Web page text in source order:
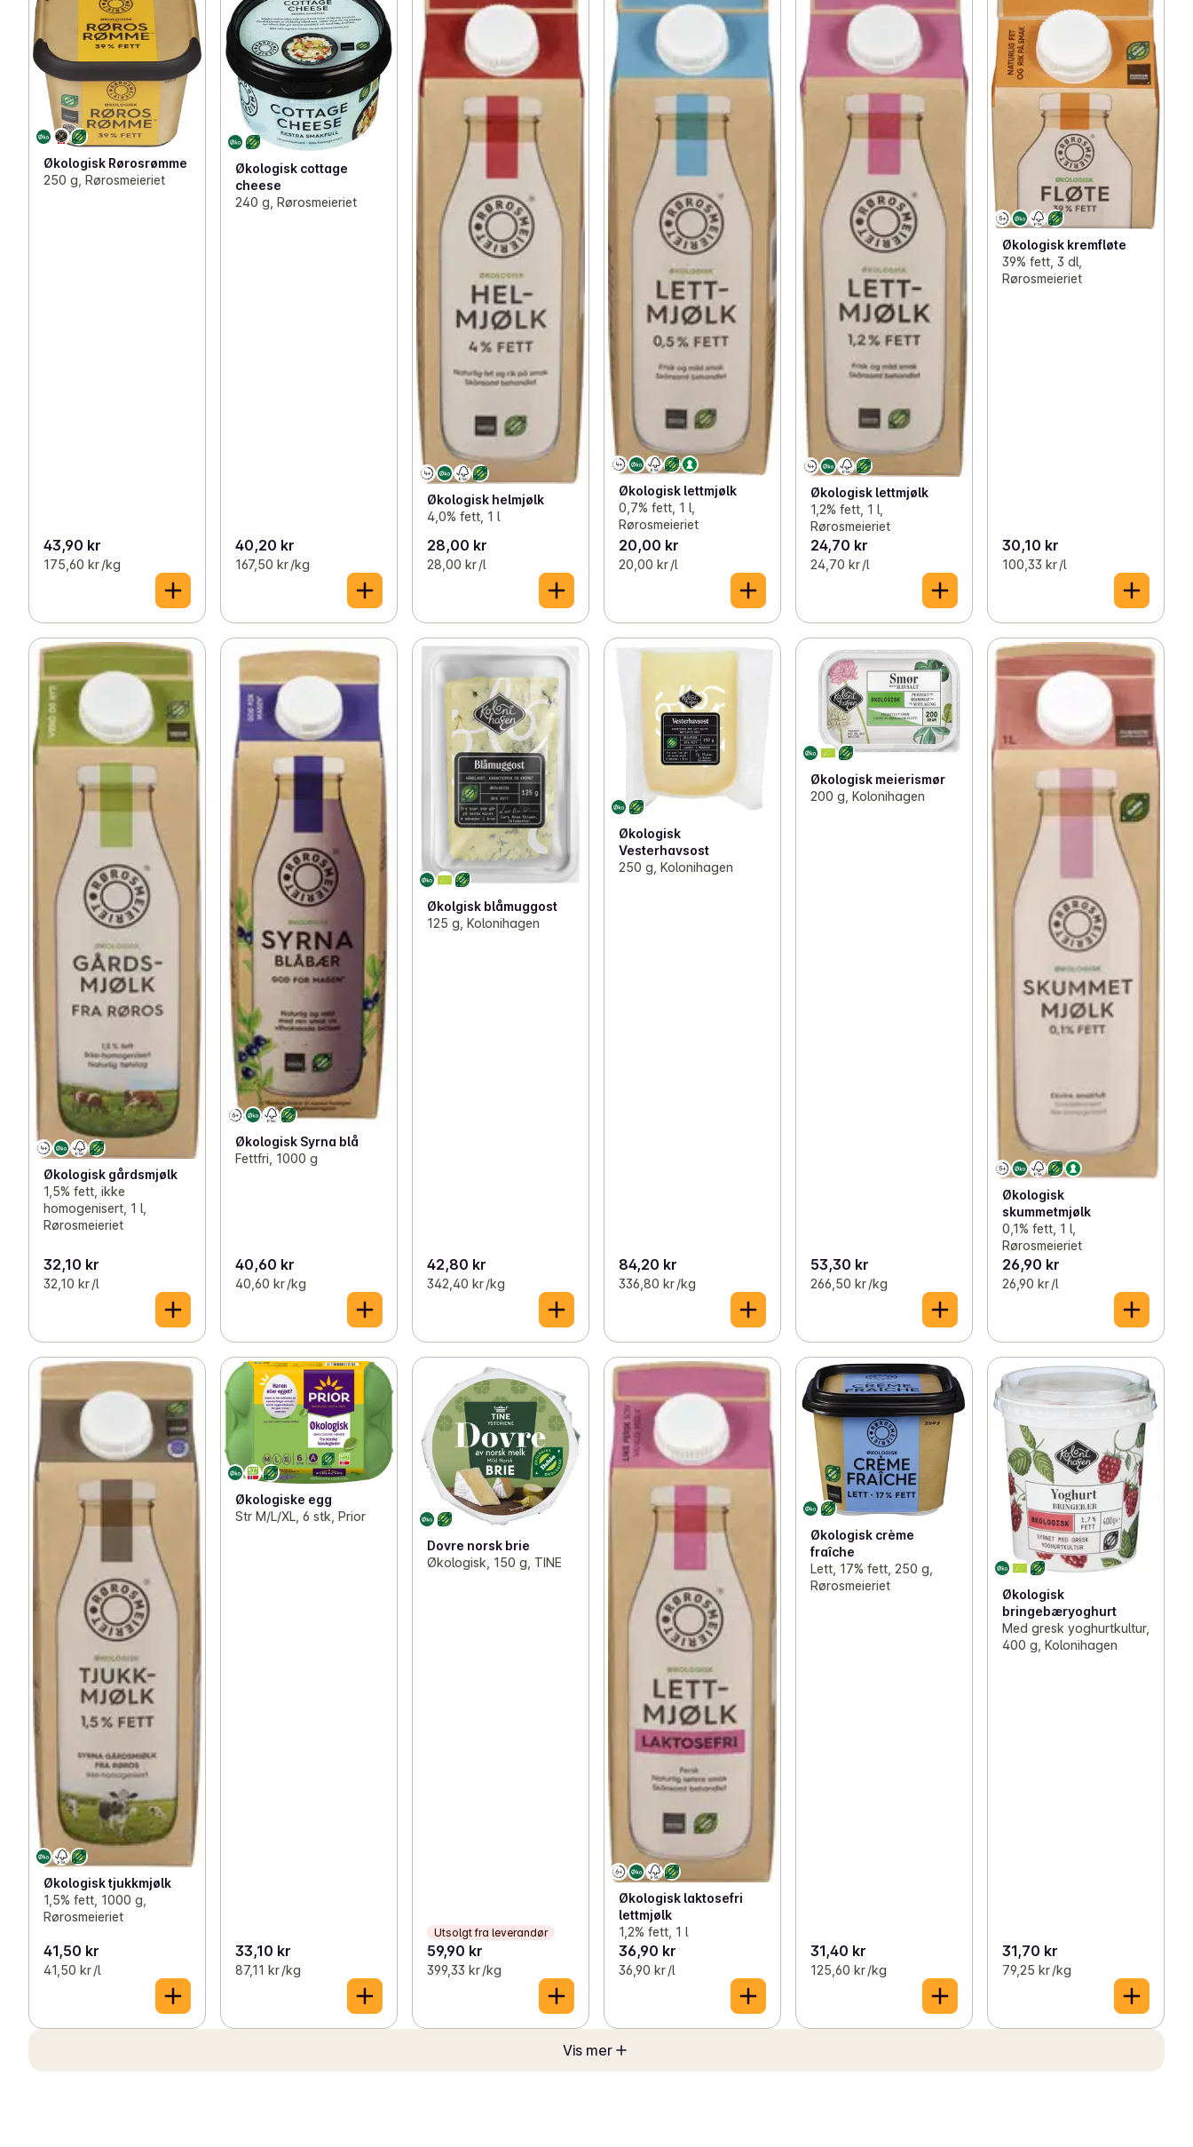
Økologisk Rørosrømme
250 g, Rørosmeieriet
43,90 kr
175,60 kr /kg
Økologisk cottage
cheese
240 g, Rørosmeieriet
40,20 kr
167,50 kr /kg
Økologisk helmjølk
4,0% fett, 1 l
28,00 kr
28,00 kr /l
Økologisk lettmjølk
0,7% fett, 1 l,
Rørosmeieriet
20,00 kr
20,00 kr /l
Økologisk lettmjølk
1,2% fett, 1 l,
Rørosmeieriet
24,70 kr
24,70 kr /l
Økologisk kremfløte
39% fett, 3 dl,
Rørosmeieriet
30,10 kr
100,33 kr /l
Økologisk gårdsmjølk
1,5% fett, ikke
homogenisert, 1 l,
Rørosmeieriet
32,10 kr
32,10 kr /l
Økologisk Syrna blå
Fettfri, 1000 g
40,60 kr
40,60 kr /kg
Økolgisk blåmuggost
125 g, Kolonihagen
42,80 kr
342,40 kr /kg
Økologisk
Vesterhavsost
250 g, Kolonihagen
84,20 kr
336,80 kr /kg
Økologisk meierismør
200 g, Kolonihagen
53,30 kr
266,50 kr /kg
Økologisk
skummetmjølk
0,1% fett, 1 l,
Rørosmeieriet
26,90 kr
26,90 kr /l
Økologisk tjukkmjølk
1,5% fett, 1000 g,
Rørosmeieriet
41,50 kr
41,50 kr /l
Økologiske egg
Str M/L/XL, 6 stk, Prior
33,10 kr
87,11 kr /kg
Dovre norsk brie
Økologisk, 150 g, TINE
Utsolgt fra leverandør
59,90 kr
399,33 kr /kg
Økologisk laktosefri
lettmjølk
1,2% fett, 1 l
36,90 kr
36,90 kr /l
Økologisk crème
fraîche
Lett, 17% fett, 250 g,
Rørosmeieriet
31,40 kr
125,60 kr /kg
Økologisk
bringebæryoghurt
Med gresk yoghurtkultur,
400 g, Kolonihagen
31,70 kr
79,25 kr /kg
Vis mer